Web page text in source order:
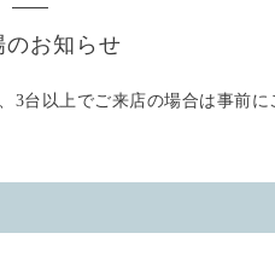
のお知らせ
3台以上でご来店の場合は事前に